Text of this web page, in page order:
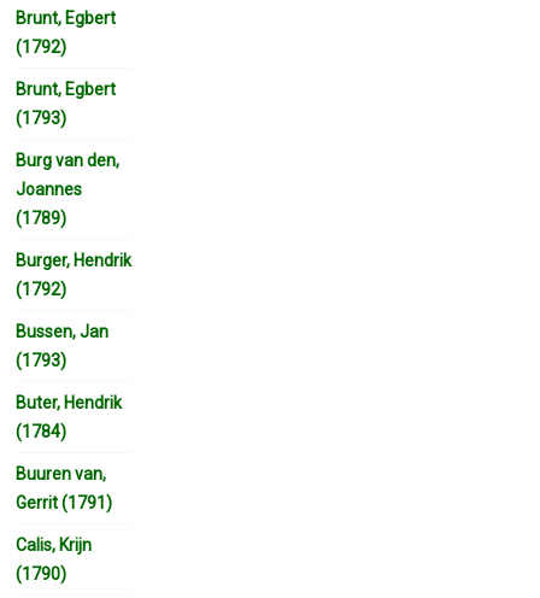
Brunt, Egbert
(1792)
Brunt, Egbert
(1793)
Burg van den,
Joannes
(1789)
Burger, Hendrik
(1792)
Bussen, Jan
(1793)
Buter, Hendrik
(1784)
Buuren van,
Gerrit (1791)
Calis, Krijn
(1790)